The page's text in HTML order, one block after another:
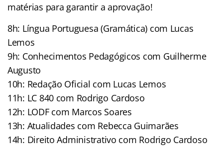
matérias para garantir a aprovação!
8h: Língua Portuguesa (Gramática) com Lucas
Lemos
9h: Conhecimentos Pedagógicos com Guilherme
Augusto
10h: Redação Oficial com Lucas Lemos
11h: LC 840 com Rodrigo Cardoso
12h: LODF com Marcos Soares
13h: Atualidades com Rebecca Guimarães
14h: Direito Administrativo com Rodrigo Cardoso